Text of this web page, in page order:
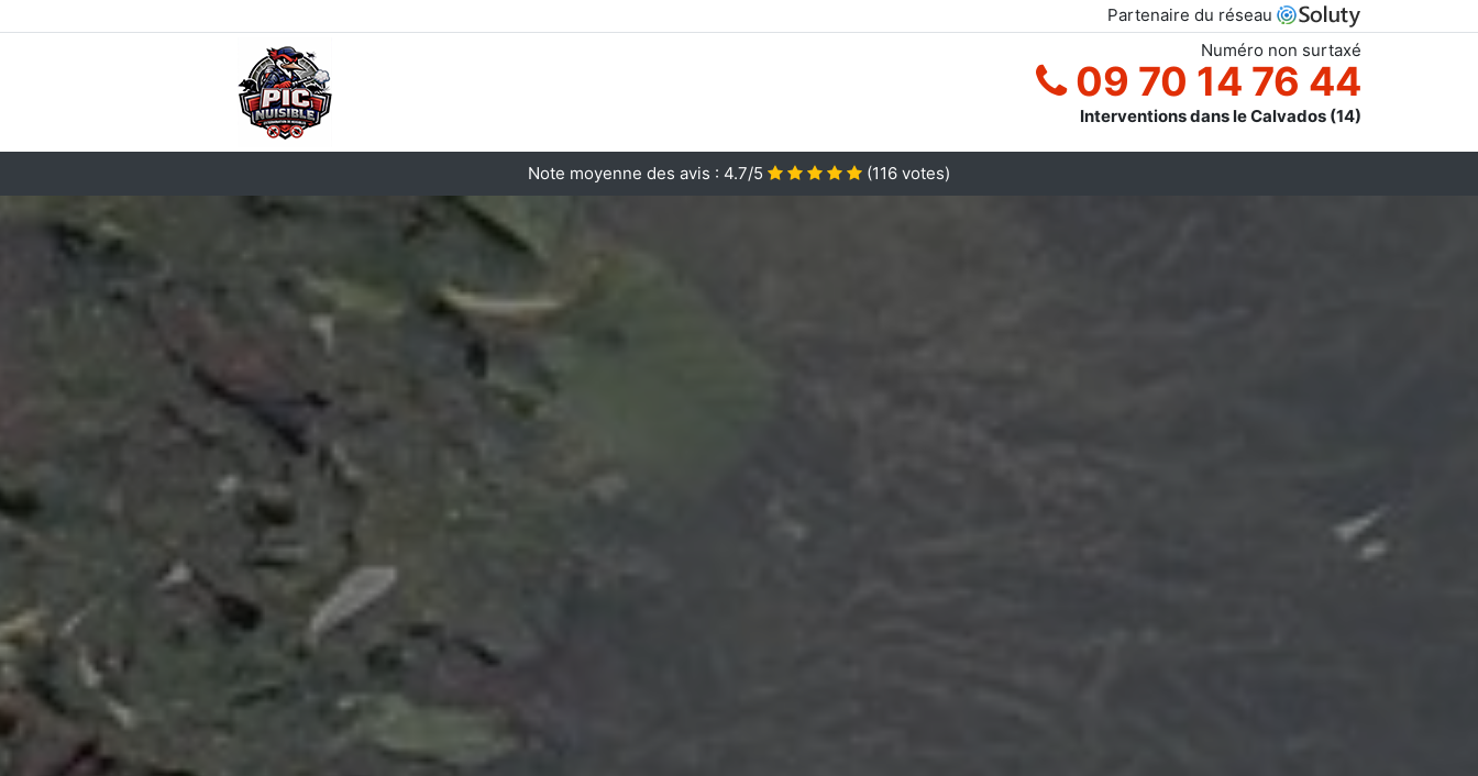
Partenaire du réseau
Numéro non surtaxé
09 70 14 76 44
Interventions dans le Calvados (14)
Note moyenne des avis : 4.7/5 (116 votes)